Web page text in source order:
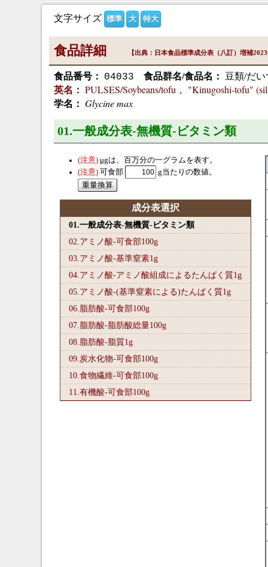
文字サイズ 標準 大 特大
食品詳細 【出典：日本食品標準成分表（八訂）増補
食品番号： 04033 食品群名/食品名：
豆類/だ
英名： PULSES/Soybeans/tofu， "Kinugoshi-tofu"
学名： Glycine max
01.一般成分表-無機質-ビタミン類
μgは、百万分の一グラムを表す。
可食部
g当たりの数値。
成分表選択
01.一般成分表-無機質-ビタミン類
02.アミノ酸-可食部100g
03.アミノ酸-基準窒素1g
04.アミノ酸-アミノ酸組成によるたんぱく質1g
05.アミノ酸-(基準窒素による)たんぱく質1g
06.脂肪酸-可食部100g
07.脂肪酸-脂肪酸総量100g
08.脂肪酸-脂質1g
09.炭水化物-可食部100g
10.食物繊維-可食部100g
11.有機酸-可食部100g